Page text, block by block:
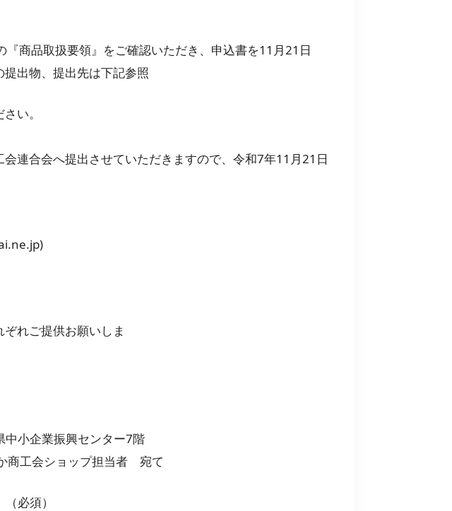
商品取扱要領』をご確認いただき、申込書を11月21日
出物、提出先は下記参照
さい。
連合会へ提出させていただきますので、令和7年11月21日
提供お願いしま
業振興センター7階
会ショップ担当者 宛て
必須）